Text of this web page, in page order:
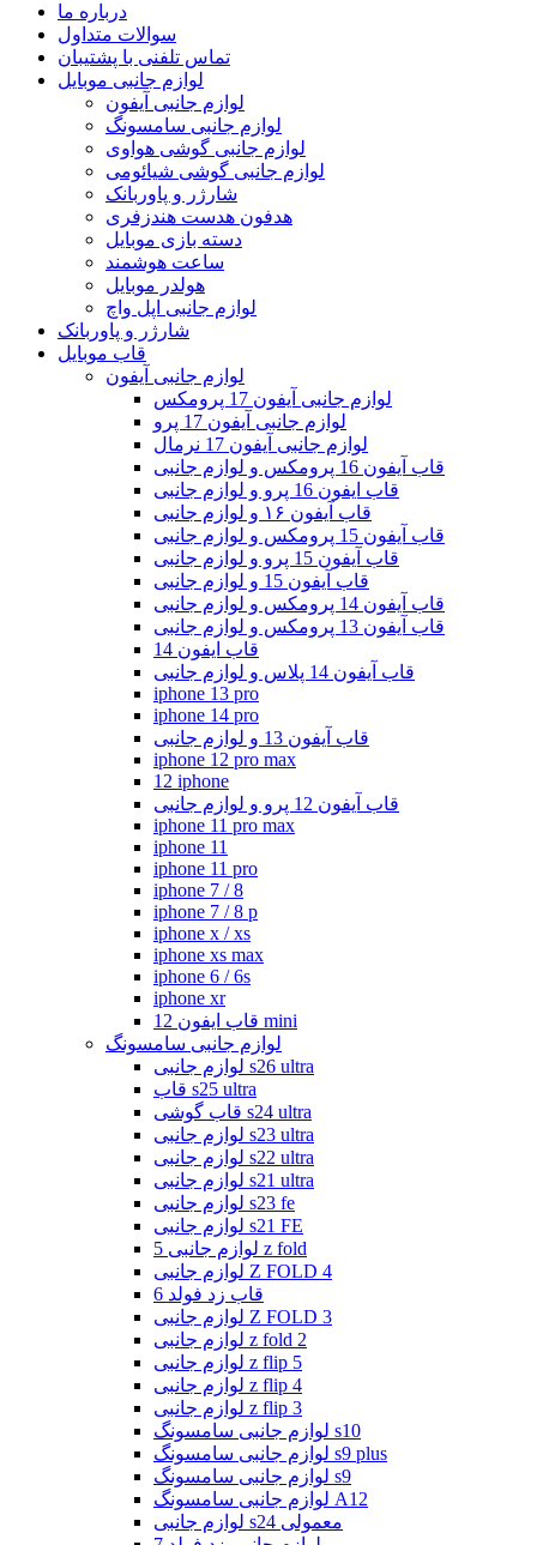
درباره ما
سوالات متداول
تماس تلفنی با پشتیبان
لوازم جانبی موبایل
لوازم جانبی آیفون
لوازم جانبی سامسونگ
لوازم جانبی گوشی هواوی
لوازم جانبی گوشی شیائومی
شارژر و پاوربانک
هدفون هدست هندزفری
دسته بازی موبایل
ساعت هوشمند
هولدر موبایل
لوازم جانبی اپل واچ
شارژر و پاوربانک
قاب موبایل
لوازم جانبی آیفون
لوازم جانبی آیفون 17 پرومکس
لوازم جانبی آیفون 17 پرو
لوازم جانبی آیفون 17 نرمال
قاب آیفون 16 پرومکس و لوازم جانبی
قاب ایفون 16 پرو و لوازم جانبی
قاب آیفون ۱۶ و لوازم جانبی
قاب آیفون 15 پرومکس و لوازم جانبی
قاب آیفون 15 پرو و لوازم جانبی
قاب آیفون 15 و لوازم جانبی
قاب آیفون 14 پرومکس و لوازم جانبی
قاب آیفون 13 پرومکس و لوازم جانبی
قاب ایفون 14
قاب آیفون 14 پلاس و لوازم جانبی
iphone 13 pro
iphone 14 pro
قاب آیفون 13 و لوازم جانبی
iphone 12 pro max
12 iphone
قاب آیفون 12 پرو و لوازم جانبی
iphone 11 pro max
iphone 11
iphone 11 pro
iphone 7 / 8
iphone 7 / 8 p
iphone x / xs
iphone xs max
iphone 6 / 6s
iphone xr
قاب ایفون 12 mini
لوازم جانبی سامسونگ
لوازم جانبی s26 ultra
قاب s25 ultra
قاب گوشی s24 ultra
لوازم جانبی s23 ultra
لوازم جانبی s22 ultra
لوازم جانبی s21 ultra
لوازم جانبی s23 fe
لوازم جانبی s21 FE
لوازم جانبی 5 z fold
لوازم جانبی Z FOLD 4
قاب زد فولد 6
لوازم جانبی Z FOLD 3
لوازم جانبی z fold 2
لوازم جانبی z flip 5
لوازم جانبی z flip 4
لوازم جانبی z flip 3
لوازم جانبی سامسونگ s10
لوازم جانبی سامسونگ s9 plus
لوازم جانبی سامسونگ s9
لوازم جانبی سامسونگ A12
لوازم جانبی s24 معمولی